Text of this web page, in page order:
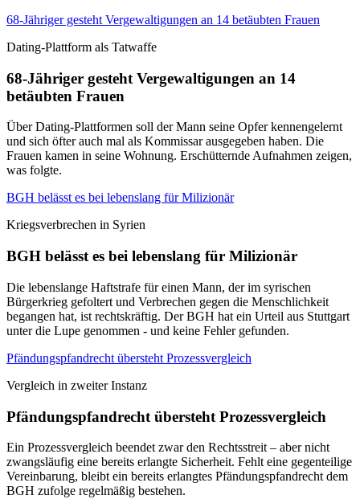
68-Jähriger gesteht Vergewaltigungen an 14 betäubten Frauen
Dating-Plattform als Tatwaffe
68-Jähriger gesteht Vergewaltigungen an 14
betäubten Frauen
Über Dating-Plattformen soll der Mann seine Opfer kennengelernt
und sich öfter auch mal als Kommissar ausgegeben haben. Die
Frauen kamen in seine Wohnung. Erschütternde Aufnahmen zeigen,
was folgte.
BGH belässt es bei lebenslang für Milizionär
Kriegsverbrechen in Syrien
BGH belässt es bei lebenslang für Milizionär
Die lebenslange Haftstrafe für einen Mann, der im syrischen
Bürgerkrieg gefoltert und Verbrechen gegen die Menschlichkeit
begangen hat, ist rechtskräftig. Der BGH hat ein Urteil aus Stuttgart
unter die Lupe genommen - und keine Fehler gefunden.
Pfändungspfandrecht übersteht Prozessvergleich
Vergleich in zweiter Instanz
Pfändungspfandrecht übersteht Prozessvergleich
Ein Prozessvergleich beendet zwar den Rechtsstreit – aber nicht
zwangsläufig eine bereits erlangte Sicherheit. Fehlt eine gegenteilige
Vereinbarung, bleibt ein bereits erlangtes Pfändungspfandrecht dem
BGH zufolge regelmäßig bestehen.